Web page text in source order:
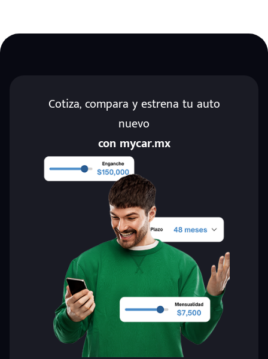
Cotiza, compara y estrena tu auto
nuevo
con mycar.mx